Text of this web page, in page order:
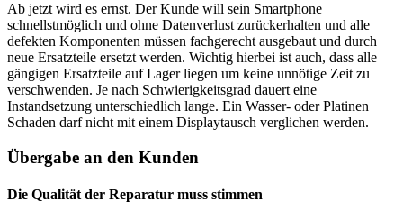
Ab jetzt wird es ernst. Der Kunde will sein Smartphone
schnellstmöglich und ohne Datenverlust zurückerhalten und alle
defekten Komponenten müssen fachgerecht ausgebaut und durch
neue Ersatzteile ersetzt werden. Wichtig hierbei ist auch, dass alle
gängigen Ersatzteile auf Lager liegen um keine unnötige Zeit zu
verschwenden. Je nach Schwierigkeitsgrad dauert eine
Instandsetzung unterschiedlich lange. Ein Wasser- oder Platinen
Schaden darf nicht mit einem Displaytausch verglichen werden.
Übergabe an den Kunden
Die Qualität der Reparatur muss stimmen